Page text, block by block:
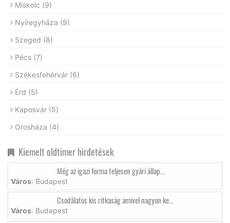
Miskolc (9)
Nyíregyháza (9)
Szeged (8)
Pécs (7)
Székesfehérvár (6)
Érd (5)
Kaposvár (5)
Orosháza (4)
Kiemelt oldtimer hirdetések
Még az igazi forma teljesen gyári állap...
Város: Budapest
Csodálatos kis ritkaság amivel nagyon ke...
Város: Budapest